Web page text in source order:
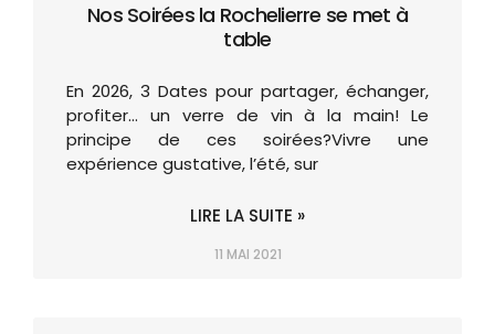
Nos Soirées la Rochelierre se met à
table
En 2026, 3 Dates pour partager, échanger,
profiter… un verre de vin à la main! Le
principe de ces soirées?Vivre une
expérience gustative, l’été, sur
LIRE LA SUITE »
11 MAI 2021